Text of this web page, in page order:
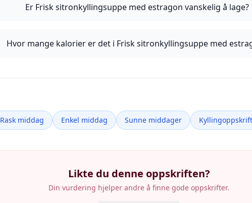
Er Frisk sitronkyllingsuppe med estragon vanskelig å lage?
Hvor mange kalorier er det i Frisk sitronkyllingsuppe med
Rask middag Enkel middag Sunne middager
Likte du denne oppskriften?
Din vurdering hjelper andre å finne gode oppskrifter.